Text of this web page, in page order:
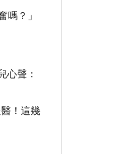
嗎？」
心聲：
！這幾